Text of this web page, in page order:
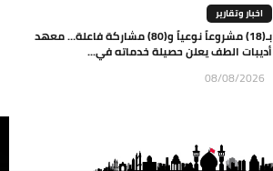
اخبار وتقارير
بـ(18) مشروعاً نوعياً و(80) مشاركة فاعلة… معهد
أديبات الطف يعلن حصيلة خدماته في...
08/08/2026